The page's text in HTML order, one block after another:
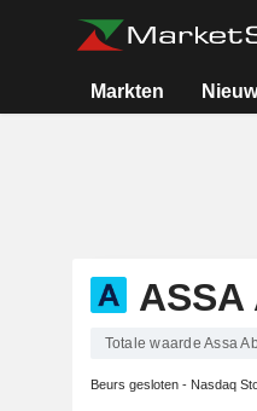
Markten
ASSA
Totale waarde Assa
Beurs gesloten - Nasdaq